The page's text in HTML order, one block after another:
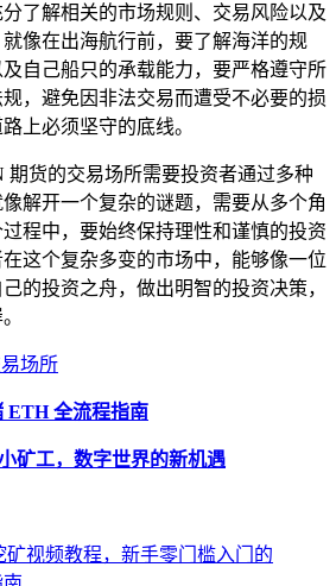
了解相关的市场规则、交易风险以及
像在出海航行前，要了解海洋的规
自己船只的承载能力，要严格遵守所
，避免因非法交易而遭受不必要的损
上必须坚守的底线。
期货的交易场所需要投资者通过多种
解开一个复杂的谜题，需要从多个角
程中，要始终保持理性和谨慎的投资
这个复杂多变的市场中，能够像一位
的投资之舟，做出明智的投资决策，
场所
ETH 全流程指南
矿工，数字世界的新机遇